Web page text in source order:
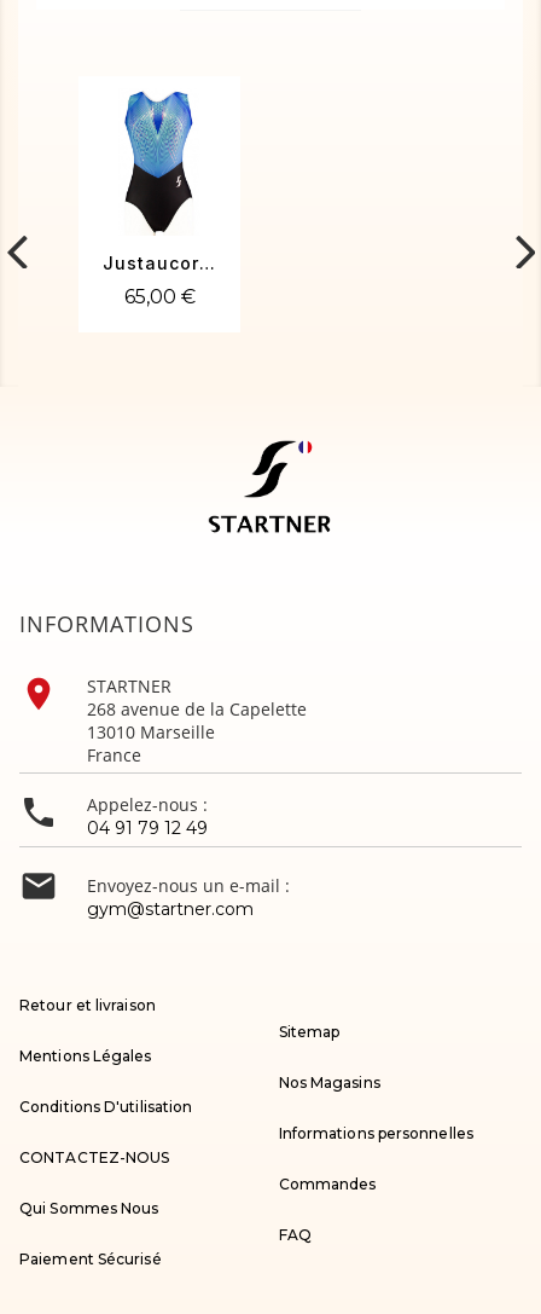
Justaucorps gym Vicky-01
65,00 €
INFORMATIONS

STARTNER
268 avenue de la Capelette
13010 Marseille
France
 Appelez-nous :
04 91 79 12 49
 Envoyez-nous un e-mail :
gym@startner.com
Retour et livraison
Mentions Légales
Conditions D'utilisation
CONTACTEZ-NOUS
Qui Sommes Nous
Paiement Sécurisé
Sitemap
Nos Magasins
Informations personnelles
Commandes
FAQ